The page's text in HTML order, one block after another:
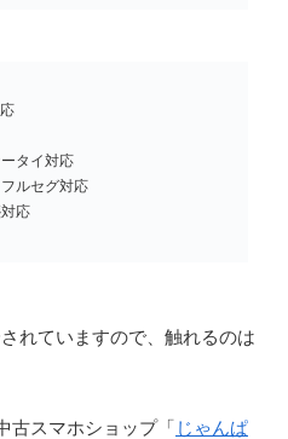
タイ対応
ルセグ対応
応
れていますので、触れるのは
古スマホショップ「 じゃんぱ